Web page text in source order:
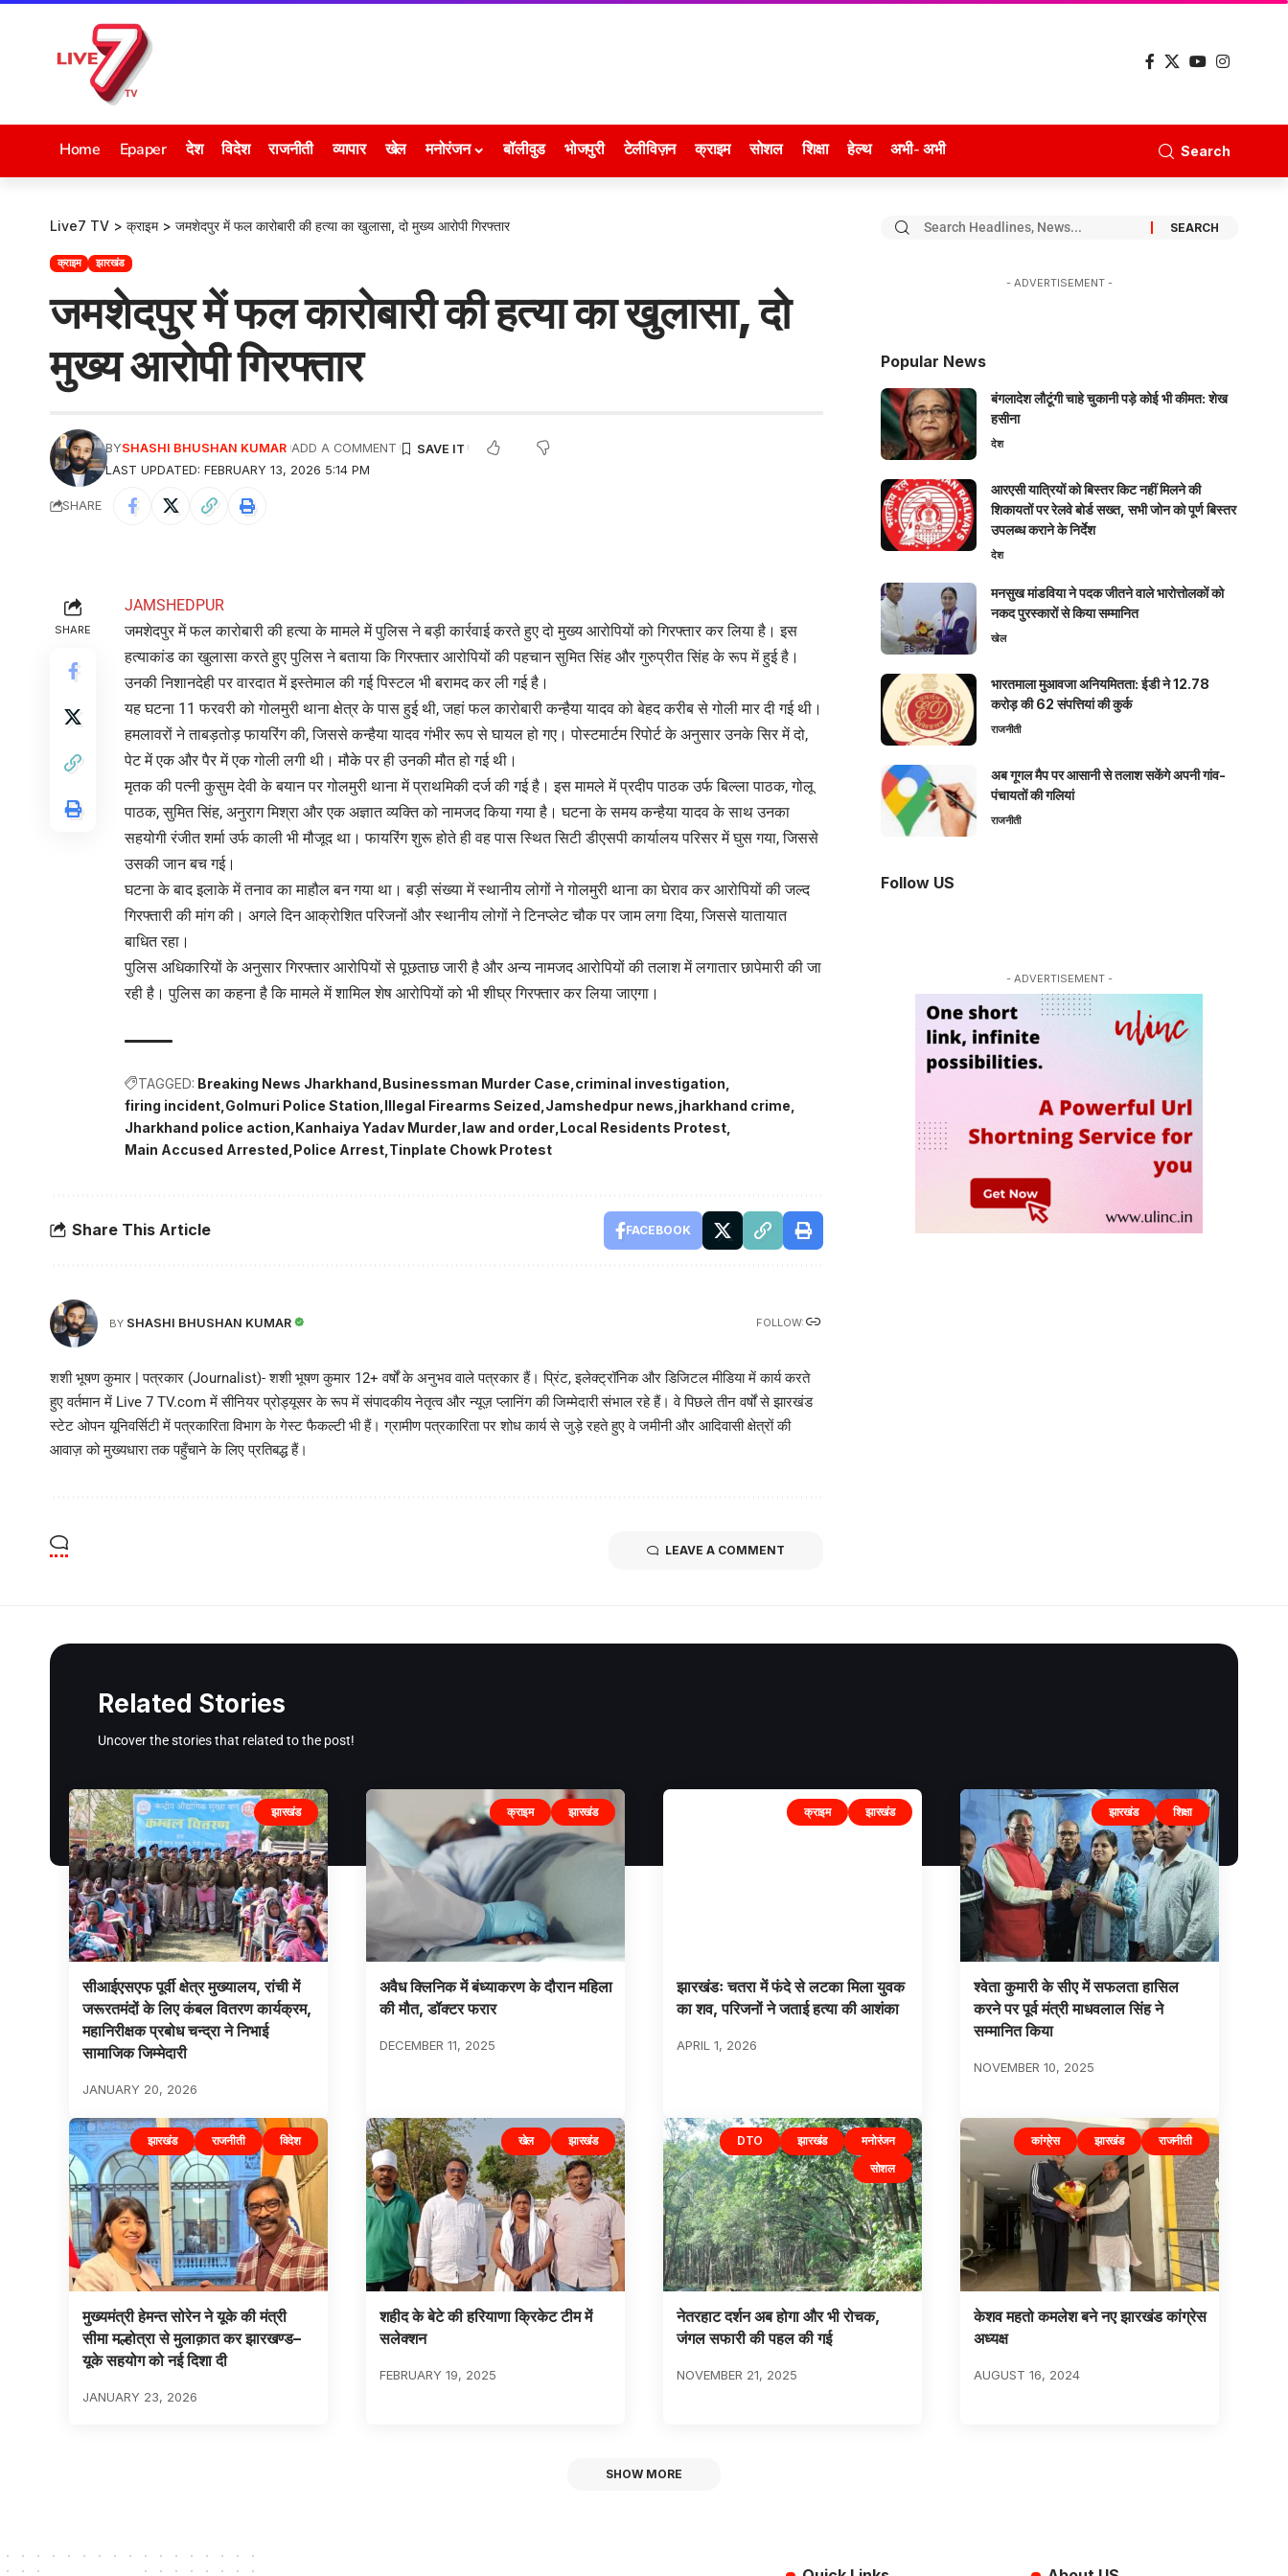
Home Epaper देश विदेश राजनीती व्यापार खेल मनोरंजन बॉलीवुड भोजपुरी टेलीविज़न क्राइम सोशल शिक्षा हेल्थ अभी- अभी Search
Live7 TV > क्राइम> जमशेदपुर में फल कारोबारी की हत्या का खुलासा, दो मुख्य आरोपी गिरफ्तार
क्राइम झारखंड
जमशेदपुर में फल कारोबारी की हत्या का खुलासा, दो
मुख्य आरोपी गिरफ्तार
LAST UPDATED: FEBRUARY 13, 2026 5:14 PM
BYSHASHI BHUSHAN KUMAR ADD A COMMENT
SHARE
SHARE
JAMSHEDPUR
जमशेदपुर में फल कारोबारी की हत्या के मामले में पुलिस ने बड़ी कार्रवाई करते हुए दो मुख्य आरोपियों को गिरफ्तार कर लिया है। इस
हत्याकांड का खुलासा करते हुए पुलिस ने बताया कि गिरफ्तार आरोपियों की पहचान सुमित सिंह और गुरुप्रीत सिंह के रूप में हुई है।
उनकी निशानदेही पर वारदात में इस्तेमाल की गई पिस्टल भी बरामद कर ली गई है।
यह घटना 11 फरवरी को गोलमुरी थाना क्षेत्र के पास हुई थी, जहां फल कारोबारी कन्हैया यादव को बेहद करीब से गोली मार दी गई थी।
हमलावरों ने ताबड़तोड़ फायरिंग की, जिससे कन्हैया यादव गंभीर रूप से घायल हो गए। पोस्टमार्टम रिपोर्ट के अनुसार उनके सिर में दो,
पेट में एक और पैर में एक गोली लगी थी। मौके पर ही उनकी मौत हो गई थी।
मृतक की पत्नी कुसुम देवी के बयान पर गोलमुरी थाना में प्राथमिकी दर्ज की गई है। इस मामले में प्रदीप पाठक उर्फ बिल्ला पाठक, गोलू
पाठक, सुमित सिंह, अनुराग मिश्रा और एक अज्ञात व्यक्ति को नामजद किया गया है। घटना के समय कन्हैया यादव के साथ उनका
सहयोगी रंजीत शर्मा उर्फ काली भी मौजूद था। फायरिंग शुरू होते ही वह पास स्थित सिटी डीएसपी कार्यालय परिसर में घुस गया, जिससे
उसकी जान बच गई।
घटना के बाद इलाके में तनाव का माहौल बन गया था। बड़ी संख्या में स्थानीय लोगों ने गोलमुरी थाना का घेराव कर आरोपियों की जल्द
गिरफ्तारी की मांग की। अगले दिन आक्रोशित परिजनों और स्थानीय लोगों ने टिनप्लेट चौक पर जाम लगा दिया, जिससे यातायात
बाधित रहा।
पुलिस अधिकारियों के अनुसार गिरफ्तार आरोपियों से पूछताछ जारी है और अन्य नामजद आरोपियों की तलाश में लगातार छापेमारी की जा
रही है। पुलिस का कहना है कि मामले में शामिल शेष आरोपियों को भी शीघ्र गिरफ्तार कर लिया जाएगा।
TAGGED: Breaking News Jharkhand Businessman Murder Case criminal investigation
firing incident Golmuri Police Station Illegal Firearms Seized Jamshedpur news jharkhand crime
Jharkhand police action Kanhaiya Yadav Murder law and order Local Residents Protest
Main Accused Arrested Police Arrest Tinplate Chowk Protest
Share This Article FACEBOOK
BY SHASHI BHUSHAN KUMAR FOLLOW:
शशी भूषण कुमार | पत्रकार (Journalist)- शशी भूषण कुमार 12+ वर्षों के अनुभव वाले पत्रकार हैं। प्रिंट, इलेक्ट्रॉनिक और डिजिटल मीडिया में कार्य करते
हुए वर्तमान में Live 7 TV.com में सीनियर प्रोड्यूसर के रूप में संपादकीय नेतृत्व और न्यूज़ प्लानिंग की जिम्मेदारी संभाल रहे हैं। वे पिछले तीन वर्षों से झारखंड
स्टेट ओपन यूनिवर्सिटी में पत्रकारिता विभाग के गेस्ट फैकल्टी भी हैं। ग्रामीण पत्रकारिता पर शोध कार्य से जुड़े रहते हुए वे जमीनी और आदिवासी क्षेत्रों की
आवाज़ को मुख्यधारा तक पहुँचाने के लिए प्रतिबद्ध हैं।
LEAVE A COMMENT
- ADVERTISEMENT -
Popular News
बंगलादेश लौटूंगी चाहे चुकानी पड़े कोई भी कीमत: शेख
हसीना
देश
आरएसी यात्रियों को बिस्तर किट नहीं मिलने की
शिकायतों पर रेलवे बोर्ड सख्त, सभी जोन को पूर्ण बिस्तर
उपलब्ध कराने के निर्देश
देश
मनसुख मांडविया ने पदक जीतने वाले भारोत्तोलकों को
नकद पुरस्कारों से किया सम्मानित
खेल
भारतमाला मुआवजा अनियमितता: ईडी ने 12.78
करोड़ की 62 संपत्तियां की कुर्क
राजनीती
अब गूगल मैप पर आसानी से तलाश सकेंगे अपनी गांव-
पंचायतों की गलियां
राजनीती
Follow US
- ADVERTISEMENT -
Related Stories
Uncover the stories that related to the post!
झारखंड
सीआईएसएफ पूर्वी क्षेत्र मुख्यालय, रांची में
जरूरतमंदों के लिए कंबल वितरण कार्यक्रम,
महानिरीक्षक प्रबोध चन्द्रा ने निभाई
सामाजिक जिम्मेदारी
JANUARY 20, 2026
क्राइम झारखंड
अवैध क्लिनिक में बंध्याकरण के दौरान महिला
की मौत, डॉक्टर फरार
DECEMBER 11, 2025
क्राइम झारखंड
झारखंडः चतरा में फंदे से लटका मिला युवक
का शव, परिजनों ने जताई हत्या की आशंका
APRIL 1, 2026
झारखंड शिक्षा
श्वेता कुमारी के सीए में सफलता हासिल
करने पर पूर्व मंत्री माधवलाल सिंह ने
सम्मानित किया
NOVEMBER 10, 2025
झारखंड राजनीती विदेश
मुख्यमंत्री हेमन्त सोरेन ने यूके की मंत्री
सीमा मल्होत्रा से मुलाक़ात कर झारखण्ड–
यूके सहयोग को नई दिशा दी
JANUARY 23, 2026
खेल झारखंड
शहीद के बेटे की हरियाणा क्रिकेट टीम में
सलेक्शन
FEBRUARY 19, 2025
DTO झारखंड
मनोरंजन
सोशल
नेतरहाट दर्शन अब होगा और भी रोचक,
जंगल सफारी की पहल की गई
NOVEMBER 21, 2025
कांग्रेस झारखंड राजनीती
केशव महतो कमलेश बने नए झारखंड कांग्रेस
अध्यक्ष
AUGUST 16, 2024
SHOW MORE